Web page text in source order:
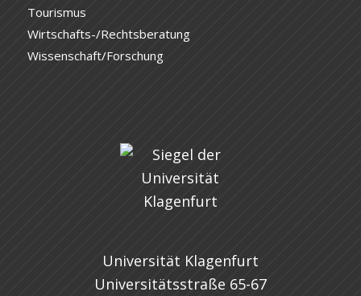
Tourismus
Wirtschafts-/Rechtsberatung
Wissenschaft/Forschung
Universität Klagenfurt
Universitätsstraße 65-67